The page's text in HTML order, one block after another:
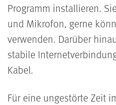
Programm installieren.
und Mikrofon, gerne
verwenden. Darüber
stabile
Kabel.
Für eine ungestörte Zeit